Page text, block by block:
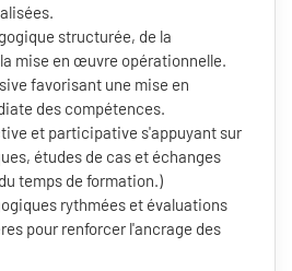
structurée, de la
mise en œuvre opérationnelle.
favorisant une mise en
des compétences.
et participative s'appuyant sur
études de cas et échanges
temps de formation.)
rythmées et évaluations
pour renforcer l'ancrage des